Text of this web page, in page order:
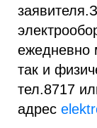
ежедневно
так и
тел.8717
адрес